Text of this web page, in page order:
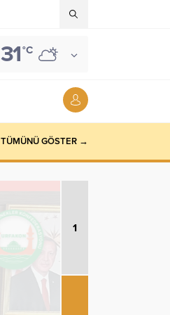
31°C
TÜMÜNÜ GÖSTER →
1